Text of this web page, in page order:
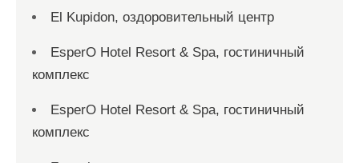
El Kupidon, оздоровительный центр
EsperO Hotel Resort & Spa, гостиничный
комплекс
EsperO Hotel Resort & Spa, гостиничный
комплекс